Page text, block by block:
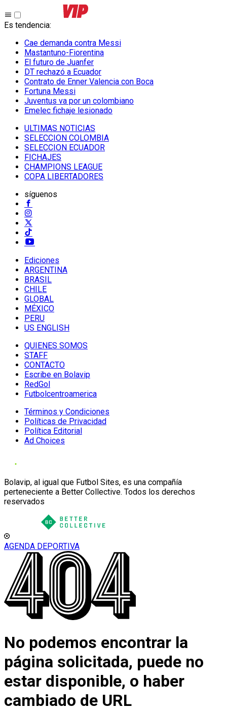
Es tendencia:
Cae demanda contra Messi
Mastantuno-Fiorentina
El futuro de Juanfer
DT rechazó a Ecuador
Contrato de Enner Valencia con Boca
Fortuna Messi
Juventus va por un colombiano
Emelec fichaje lesionado
ULTIMAS NOTICIAS
SELECCION COLOMBIA
SELECCION ECUADOR
FICHAJES
CHAMPIONS LEAGUE
COPA LIBERTADORES
síguenos
Ediciones
ARGENTINA
BRASIL
CHILE
GLOBAL
MÉXICO
PERU
US ENGLISH
QUIENES SOMOS
STAFF
CONTACTO
Escribe en Bolavip
RedGol
Futbolcentroamerica
Términos y Condiciones
Políticas de Privacidad
Política Editorial
Ad Choices
Bolavip, al igual que Futbol Sites, es una compañía
perteneciente a Better Collective. Todos los derechos
reservados
AGENDA DEPORTIVA
No podemos encontrar la
página solicitada, puede no
estar disponible, o haber
cambiado de URL